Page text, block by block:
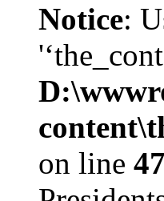
Notice:
on line 47